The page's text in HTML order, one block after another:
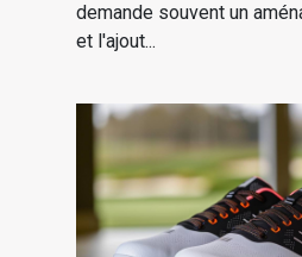
demande souvent un
et l'ajout...